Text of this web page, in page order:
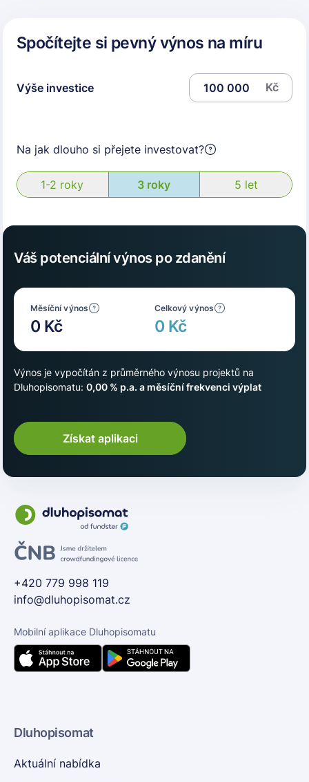
Spočítejte si pevný výnos na míru
Výše investice Kč
Na jak dlouho si přejete investovat?
1-2 roky 3 roky 5 let
Váš potenciální výnos po zdanění
Měsíční výnos
0 Kč
Celkový výnos
0 Kč
Výnos je vypočítán z průměrného výnosu projektů na
Dluhopisomatu: 0,00 % p.a. a měsíční frekvenci výplat
Získat aplikaci
+420 779 998 119
info@dluhopisomat.cz
Mobilní aplikace Dluhopisomatu
Dluhopisomat
Aktuální nabídka